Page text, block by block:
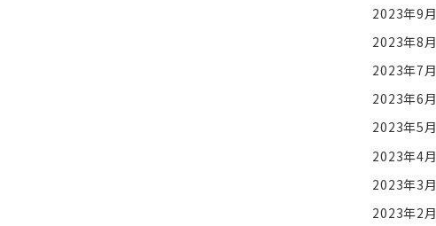
2023年9月
2023年8月
2023年7月
2023年6月
2023年5月
2023年4月
2023年3月
2023年2月